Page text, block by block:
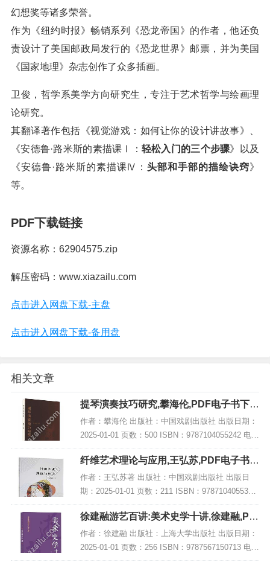
幻想奖等诸多荣誉。
作为《纽约时报》畅销系列《恐龙帝国》的作者，他还负
责设计了美国邮政局发行的《恐龙世界》邮票，并为美国
《国家地理》杂志创作了众多插画。
卫俊，哲学系美学方向研究生，专注于艺术哲学与绘画理
论研究。
其翻译著作包括《视觉游戏：如何让你的设计讲故事》、
《安德鲁·路米斯的素描课Ⅰ： 轻松入门的三个步骤》以及
《安德鲁·路米斯的素描课Ⅳ：头部和手部的描绘诀窍》
等。
PDF下载链接
资源名称：62904575.zip
解压密码：www.xiazailu.com
点击进入网盘下载-主盘
点击进入网盘下载-备用盘
相关文章
提琴演奏技巧研究,攀海伦,PDF电子书下
载,网盘资源
作者：攀海伦 出版社：中国戏剧出版社 出版日期：
2025-01-01 页数：500 ISBN：9787104055242 电子
书大小：178MB [高清扫描版PDF格式] 内容简介 弦
乐演奏...
纤维艺术理论与应用,王弘苏,PDF电子书下
载,网盘资源
作者：王弘苏著 出版社：中国戏剧出版社 出版日
期：2025-01-01 页数：211 ISBN：9787104055334
电子书大小：244MB [高清扫描版PDF格式] 内容简
介 该书结...
徐建融游艺百讲:美术史学十讲,徐建融,PD
F电子书网盘下载
作者：徐建融 出版社：上海大学出版社 出版日期：
2025-01-01 页数：256 ISBN：9787567150713 电子